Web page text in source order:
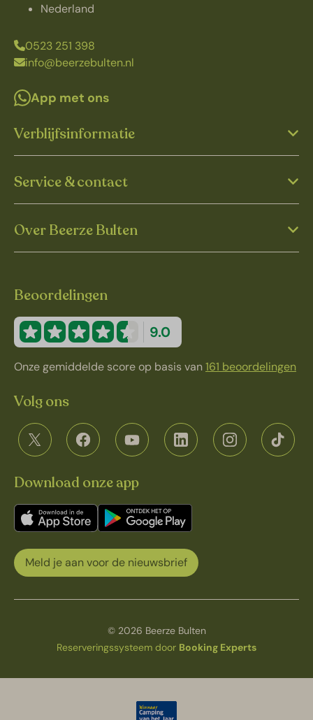
Nederland
0523 251 398
info@beerzebulten.nl
App met ons
Verblijfsinformatie
Service & contact
Over Beerze Bulten
Beoordelingen
9.0
Onze gemiddelde score op basis van161 beoordelingen
Volg ons
Download onze app
Meld je aan voor de nieuwsbrief
© 2026 Beerze Bulten
Reserveringssysteem door Booking Experts